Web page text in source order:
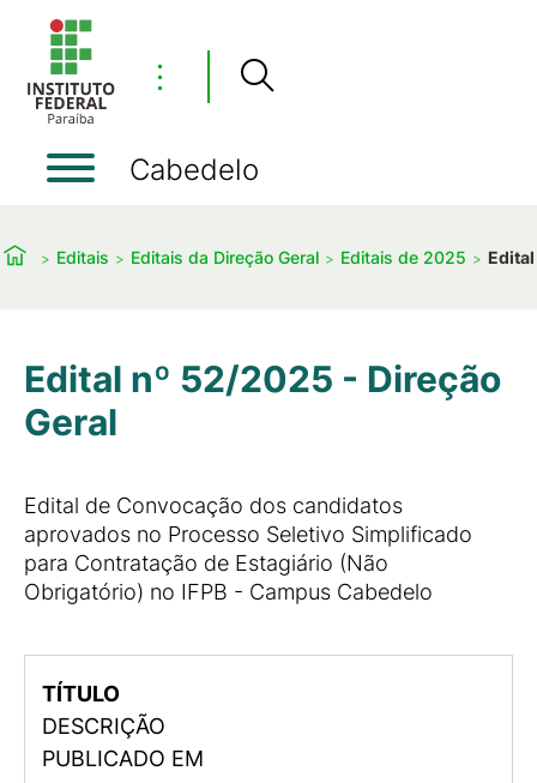
⋮
Cabedelo
Editais Editais da Direção Geral Editais de 2025
Edital nº 52/2025 - Direção
Geral
Edital de Convocação dos candidatos
aprovados no Processo Seletivo Simplificado
para Contratação de Estagiário (Não
Obrigatório) no IFPB - Campus Cabedelo
TÍTULO
DESCRIÇÃO
PUBLICADO EM